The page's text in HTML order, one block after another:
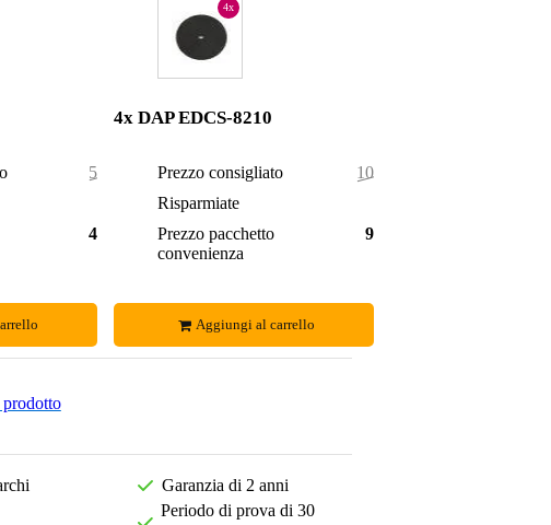
50,00 €
47,00 €
4x
4x DAP EDCS-8210
Prezzo consigliato
100,00 €
Risparmiate
Prezzo pacchetto
convenienza
92,00 €
Aggiungi al carrello
Garanzia di 2 anni
Periodo di prova di 30